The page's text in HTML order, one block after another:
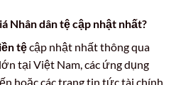
Nhân dân tệ cập nhật nhất?
tệcập nhật nhất thông qua
tại Việt Nam, các ứng dụng
hoặc các trang tin tức tài chính